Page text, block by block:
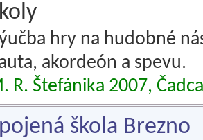
hry na hudobné
akordeón a spevu.
R. Štefánika 2007, Čadca
škola Brezno